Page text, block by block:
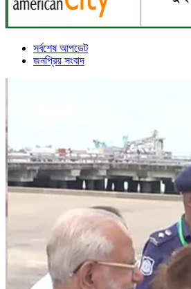
সর্বশেষ আপডেট
জনপ্রিয় সংবাদ